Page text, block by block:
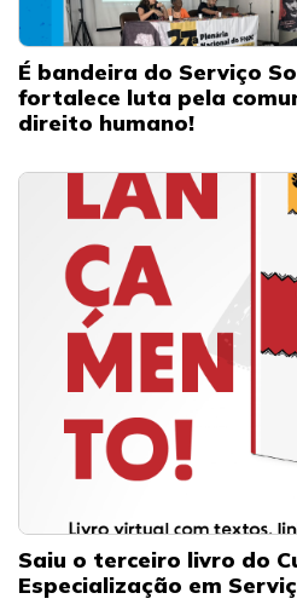
É bandeira do Serviço
fortalece luta pela
direito humano!
Saiu o terceiro livro do
Especialização em